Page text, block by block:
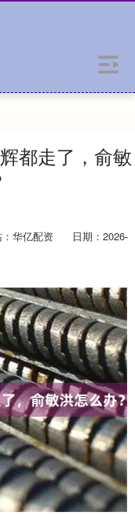
都走了，俞敏
华亿配资
日期：2026-